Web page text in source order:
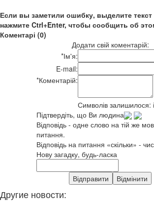
Если вы заметили ошибку, выделите
нажмите Ctrl+Enter, чтобы сообщить об
Коментарі (0)
Додати свій коментарій:
*Ім'я:
E-mail:
*Коментарій:
Символів залишилося:
Підтвердіть, що Ви людина
Відповідь - одне слово на тій же
питання.
Відповідь на питання «скільки» -
Нову загадку, будь-ласка
Другие новости: